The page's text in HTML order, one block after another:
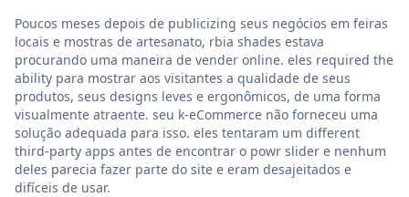
Poucos meses depois de publicizing seus negócios em feiras
locais e mostras de artesanato, rbia shades estava
procurando uma maneira de vender online. eles required the
ability para mostrar aos visitantes a qualidade de seus
produtos, seus designs leves e ergonômicos, de uma forma
visualmente atraente. seu k-eCommerce não forneceu uma
solução adequada para isso. eles tentaram um different
third-party apps antes de encontrar o powr slider e nenhum
deles parecia fazer parte do site e eram desajeitados e
difíceis de usar.